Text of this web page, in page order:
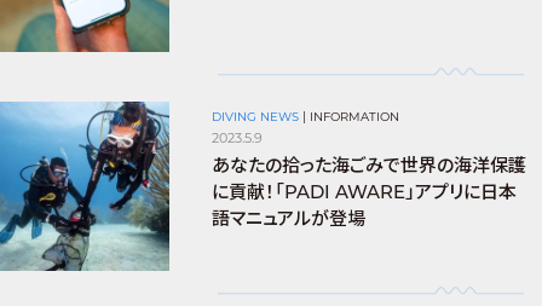
DIVING NEWS | INFORMATION
2023.5.9
あなたの拾った海ごみで世界の海洋保護
に貢献！「PADI AWARE」アプリに日本
語マニュアルが登場